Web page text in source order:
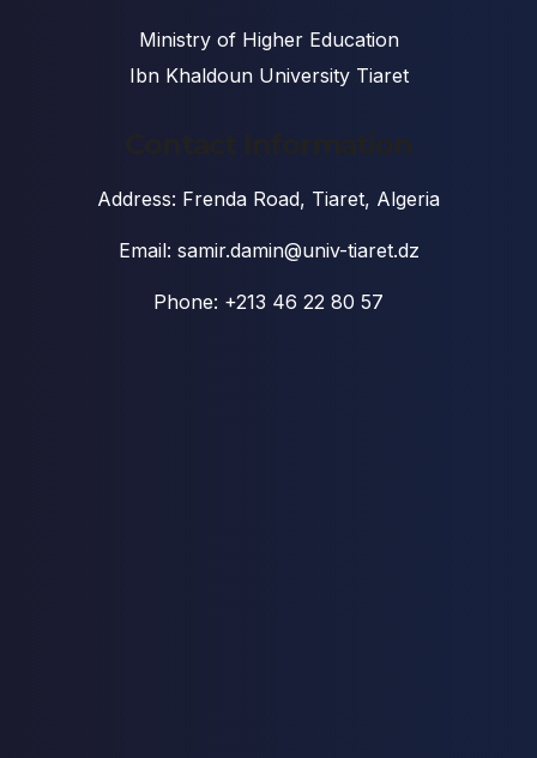
Ministry of Higher Education
Ibn Khaldoun University Tiaret
Contact Information
Address: Frenda Road, Tiaret, Algeria
Email: samir.damin@univ-tiaret.dz
Phone: +213 46 22 80 57